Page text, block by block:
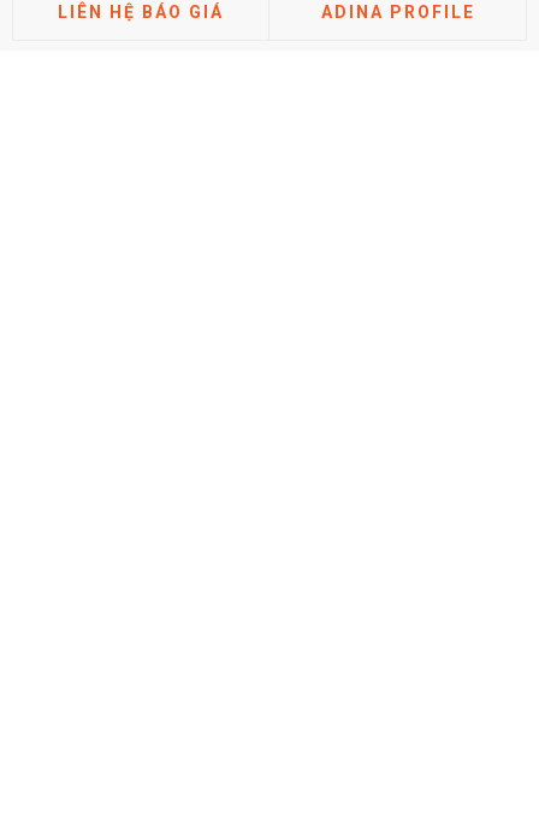
Tư vấn thuộc tính thương hiệu
LIÊN HỆ BÁO GIÁ ADINA PROFILE